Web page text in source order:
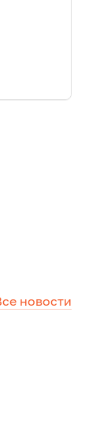
новости